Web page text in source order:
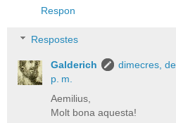
Respon
Respostes
Galderich
dimecres,
p. m.
Aemilius,
Molt bona aquesta!